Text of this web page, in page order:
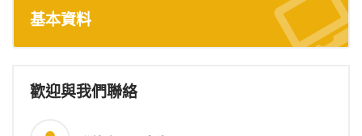
基本資料
歡迎與我們聯絡